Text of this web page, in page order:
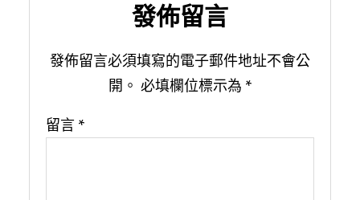
發佈留言
發佈留言必須填寫的電子郵件地址不會公
開。 必填欄位標示為 *
留言 *